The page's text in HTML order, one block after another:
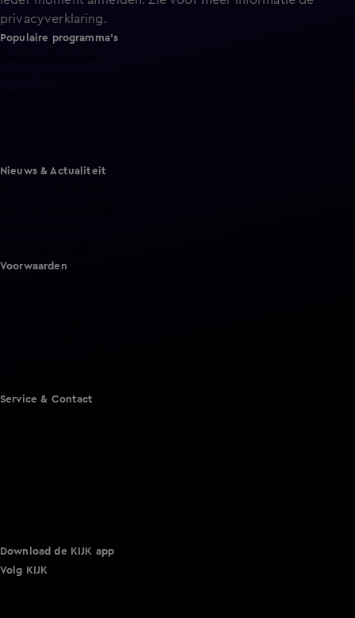
privacyverklaring.
Populaire programma's
Nieuws & Actualiteit
Voorwaarden
Service & Contact
Download de KIJK app
Volg KIJK